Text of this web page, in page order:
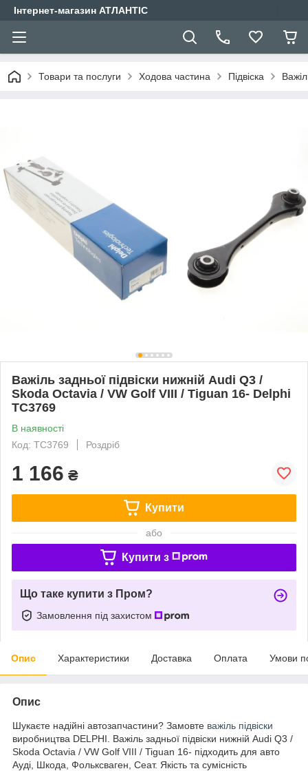
Інтернет-магазин АТЛАНТІС
Товари та послуги Ходова частина Підвіска
Важіль задньої підвіски нижній Audi Q3 /
Skoda Octavia / VW Golf VIII / Tiguan 16- Delphi
TC3769
В наявності
Код: TC3769
Роздріб
1 166 ₴
Купити
або
Купити з
Що таке купити з Пром?
Замовлення під захистом
Опис Характеристики Доставка Оплата Умови
Опис
Шукаєте надійні автозапчастини? Замовте важіль підвіски
виробництва DELPHI. Важіль задньої підвіски нижній Audi Q3 /
Skoda Octavia / VW Golf VIII / Tiguan 16- підходить для авто
Ауді, Шкода, Фольксваген, Сеат. Якість та сумісність